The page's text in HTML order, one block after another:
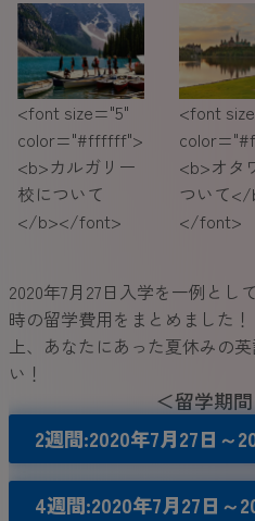
<font size="5"
color="#ffffff">
<b>カルガリー
校について
</b></font>
<font
<b>オタ
ついて
</font>
2020年7月27日入学を一例とし
時の留学費用をまとめました
上、あなたにあった夏休みの
い！
＜留学期
2週間:2020年7月27日～
4週間:2020年7月27日～